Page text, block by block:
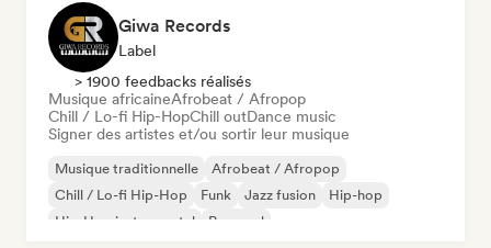
Giwa Records
Label
> 1900 feedbacks réalisés
Musique africaineAfrobeat / Afropop
Chill / Lo-fi Hip-HopChill outDance music
Signer des artistes et/ou sortir leur musique
Musique traditionnelle
Afrobeat / Afropop
Chill / Lo-fi Hip-Hop
Funk Jazz fusion
Hip-hop
Hip-Hop instrumental
Pop soul